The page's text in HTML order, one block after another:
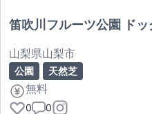
笛吹川フルーツ公園 ドッ
山梨県山梨市
公園 天然芝
無料
0 0